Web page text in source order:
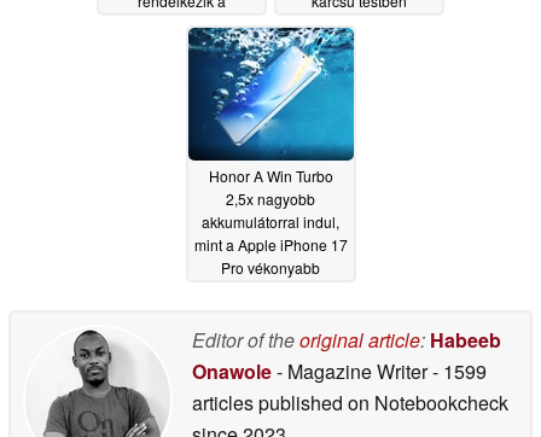
06/11/2026
mutatkozik be
Honor A Win Turbo
2,5x nagyobb
akkumulátorral indul,
mint a Apple iPhone 17
Pro vékonyabb
Editor of theoriginal article: Habeeb
Onawole- Magazine Writer- 1599
articles published on Notebookcheck